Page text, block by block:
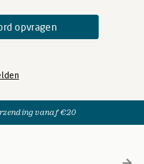
vanaf €20